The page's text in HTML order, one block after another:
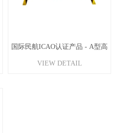
国际民航ICAO认证产品 - A型高
光强障碍灯
VIEW DETAIL